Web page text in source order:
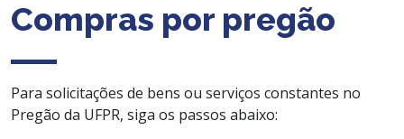
Compras por pregão
Para solicitações de bens ou serviços constantes no
Pregão da UFPR, siga os passos abaixo: